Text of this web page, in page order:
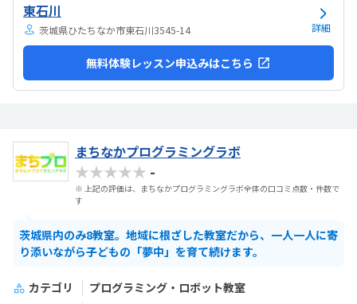
東石川
茨城県ひたちなか市東石川3545-14 詳細
無料体験レッスン申込みはこちら
まちなかプログラミングラボ
★★★★★ -
※ 上記の評価は、まちなかプログラミングラボ全体の口コミ点数・件数で
す
茨城県内のみ8教室。地域に根ざした教室だから、一人一人に寄
り添いながら子どもの「夢中」を育て続けます。
カテゴリ
プログラミング・ロボット教室